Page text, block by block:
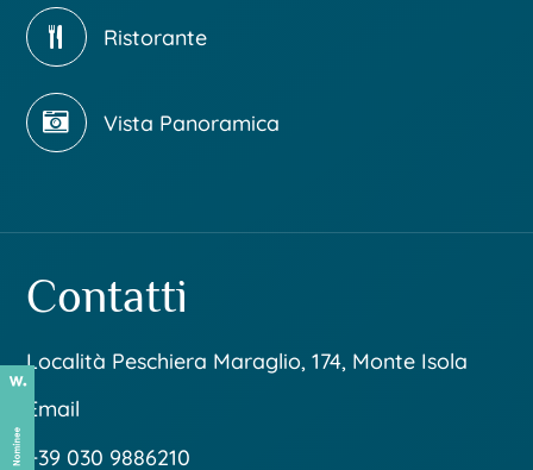
Ristorante
Vista Panoramica
Contatti
Località Peschiera Maraglio, 174, Monte Isola
Email
+39 030 9886210